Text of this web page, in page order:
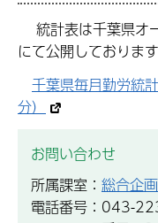
統計表は千葉県オ
にて公開しております
千葉県毎月勤労統
分）
お問い合わせ
所属課室： 総合企
電話番号：043-